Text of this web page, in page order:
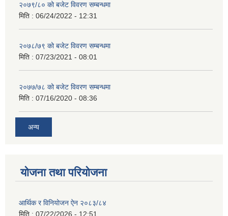
२०७९/८० को बजेट विवरण सम्बन्धमा
मिति : 06/24/2022 - 12:31
२०७८/७९ को बजेट विवरण सम्बन्धमा
मिति : 07/23/2021 - 08:01
२०७७/७८ को बजेट विवरण सम्बन्धमा
मिति : 07/16/2020 - 08:36
अन्य
योजना तथा परियोजना
आर्थिक र विनियोजन ऐन २०८३/८४
मिति : 07/22/2026 - 12:51